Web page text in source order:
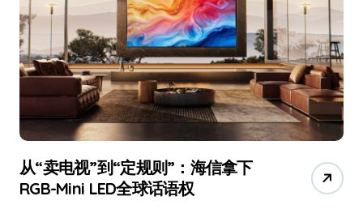
从“卖电视”到“定规则”：海信拿下
RGB-Mini LED全球话语权